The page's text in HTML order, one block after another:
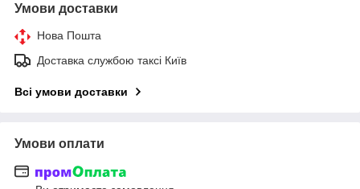
Умови доставки
Нова Пошта
Доставка службою таксі Київ
Всі умови доставки
Умови оплати